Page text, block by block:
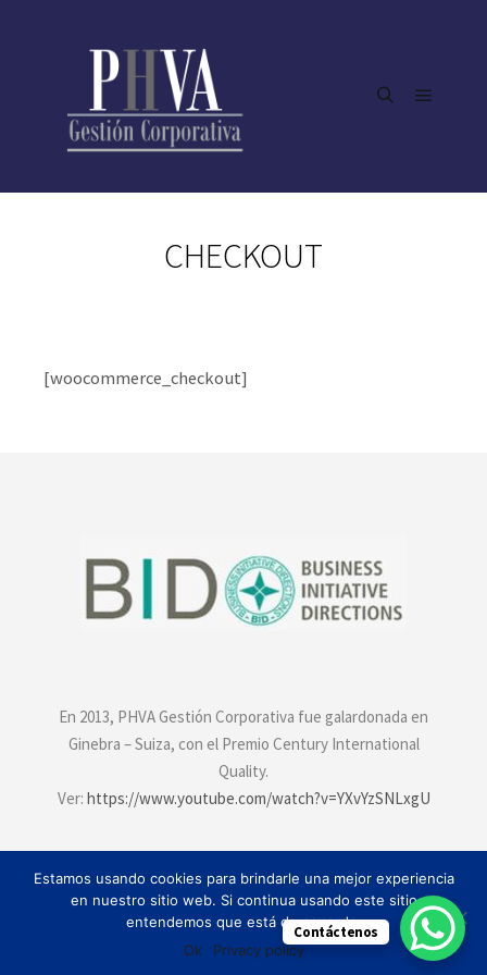
CHECKOUT
[woocommerce_checkout]
En 2013, PHVA Gestión Corporativa fue galardonada en
Ginebra – Suiza, con el Premio Century International
Quality.
Ver: https://www.youtube.com/watch?v=YXvYzSNLxgU
Política de privacidad
Contáctenos
Estamos usando cookies para brindarle una mejor experiencia
en nuestro sitio web. Si continua usando este sitio
entendemos que está de acuerdo.
Ok
Privacy policy